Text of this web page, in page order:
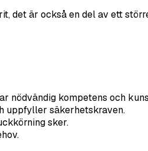
det är också en del av ett
nödvändig kompetens och
uppfyller säkerhetskraven.
sker.